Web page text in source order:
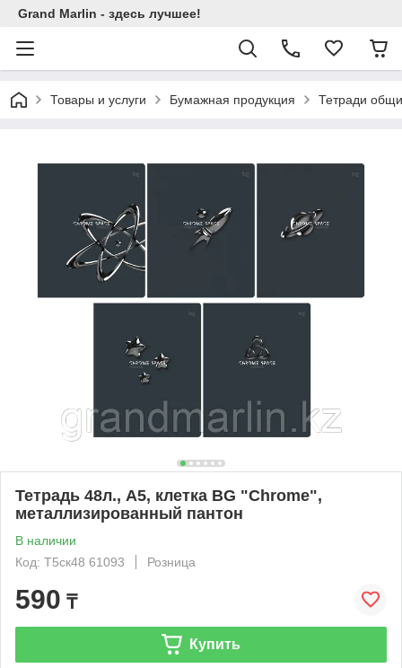
Grand Marlin - здесь лучшее!
Товары и услуги Бумажная продукция Тетради
Тетрадь 48л., А5, клетка BG "Chrome",
металлизированный пантон
В наличии
Код: Т5ск48 61093
Розница
590 ₸
Купить